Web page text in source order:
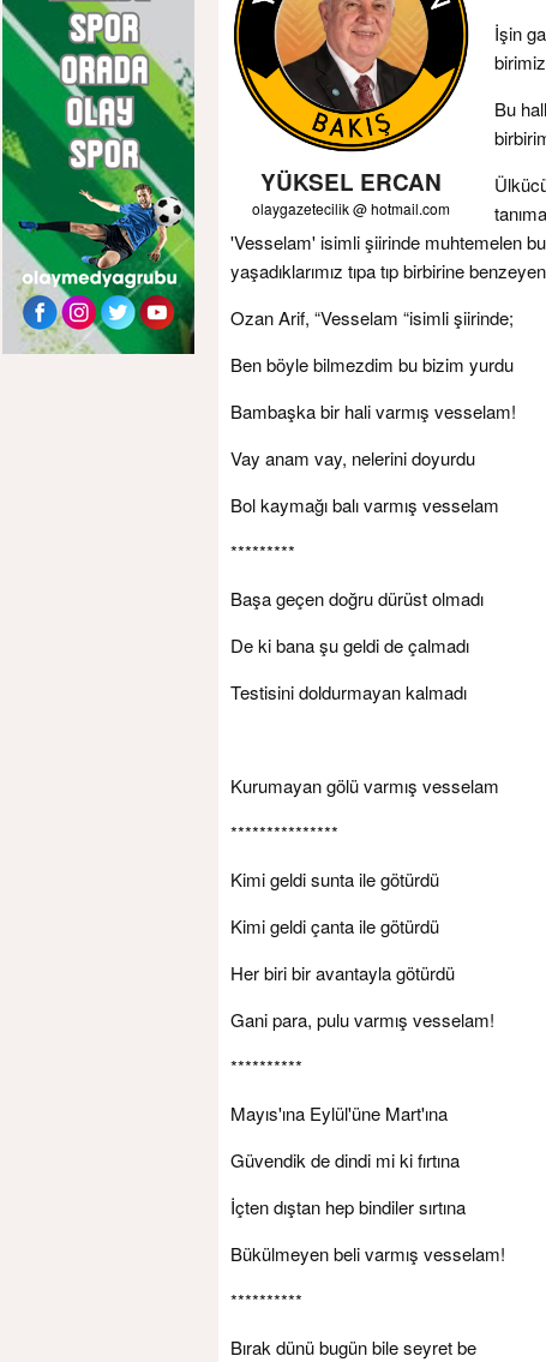
YÜKSEL ERCAN
olaygazetecilik @ hotmail.com
İşin
Bu
'Vesselam' isimli şiirinde muhtemelen
yaşadıklarımız tıpa tıp birbirine
Ozan Arif, “Vesselam “isimli şiirinde;
Ben böyle bilmezdim bu bizim yurdu
Bambaşka bir hali varmış vesselam!
Vay anam vay, nelerini doyurdu
Bol kaymağı balı varmış vesselam
*********
Başa geçen doğru dürüst olmadı
De ki bana şu geldi de çalmadı
Testisini doldurmayan kalmadı
Kurumayan gölü varmış vesselam
***************
Kimi geldi sunta ile götürdü
Kimi geldi çanta ile götürdü
Her biri bir avantayla götürdü
Gani para, pulu varmış vesselam!
**********
Mayıs'ına Eylül'üne Mart'ına
Güvendik de dindi mi ki fırtına
İçten dıştan hep bindiler sırtına
Bükülmeyen beli varmış vesselam!
**********
Bırak dünü bugün bile seyret be